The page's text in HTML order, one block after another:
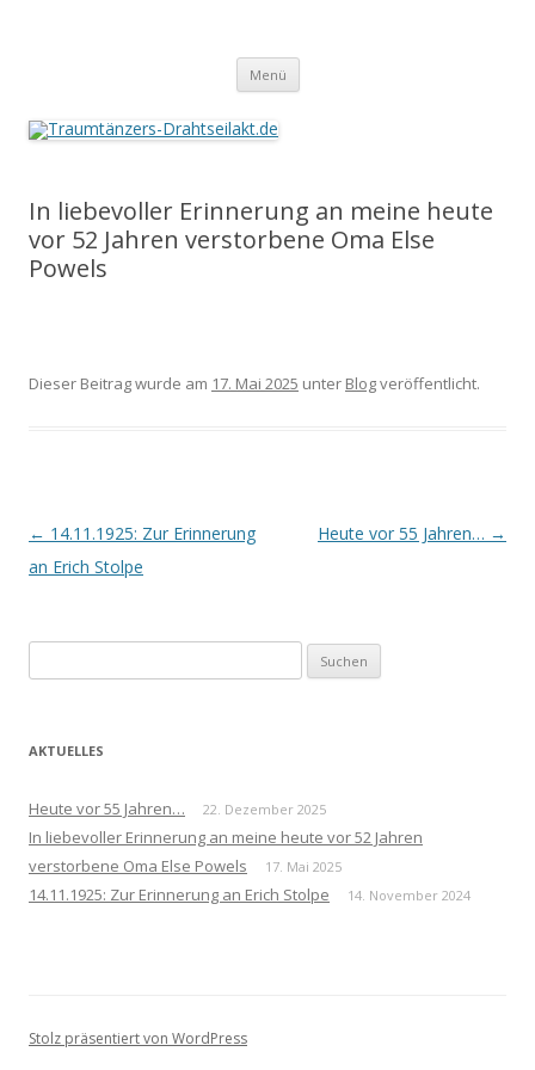
Menü Springe
Inhalt
In liebevoller Erinnerung an meine heute
vor 52 Jahren verstorbene Oma Else
Powels
Dieser Beitrag wurde am 17. Mai 2025 unter Blogveröffentlicht.
Beitrags-
Navigation
← 14.11.1925: Zur Erinnerung
an Erich Stolpe
Heute vor 55 Jahren… →
nach:
AKTUELLES
Heute vor 55 Jahren… 22. Dezember 2025
In liebevoller Erinnerung an meine heute vor 52 Jahren
verstorbene Oma Else Powels
17. Mai 2025
14.11.1925: Zur Erinnerung an Erich Stolpe 14. November 2024
Stolz präsentiert von WordPress